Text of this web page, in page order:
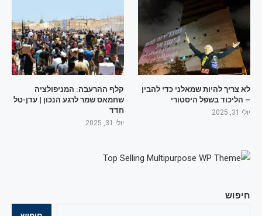
חיפוש
לא צריך להיות שמאלני כדי להבין
– הליכוד בשפל היסטורי
יולי 31, 2025
קלף ההרעבה: המניפולציה
שחמאס שמר לרגע הנכון | עדן-טל
חדד
יולי 31, 2025